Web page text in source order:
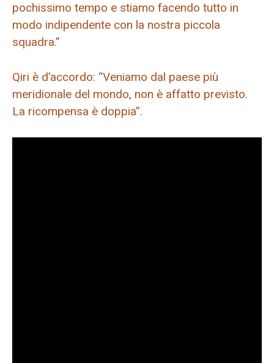
pochissimo tempo e stiamo facendo tutto in
modo indipendente con la nostra piccola
squadra.”
Qiri è d’accordo: “Veniamo dal paese più
meridionale del mondo, non è affatto previsto.
La ricompensa è doppia”.